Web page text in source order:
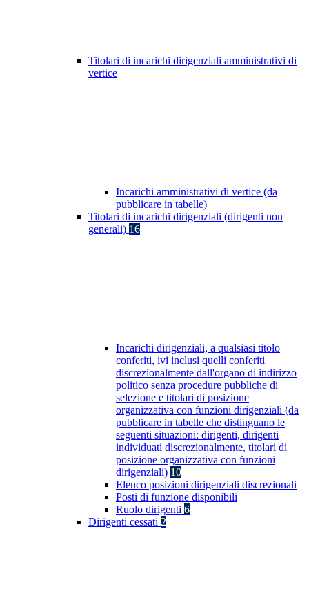
Titolari di incarichi dirigenziali amministrativi di
vertice
Incarichi amministrativi di vertice (da
pubblicare in tabelle)
Titolari di incarichi dirigenziali (dirigenti non
generali) 16
Incarichi dirigenziali, a qualsiasi titolo
conferiti, ivi inclusi quelli conferiti
discrezionalmente dall'organo di indirizzo
politico senza procedure pubbliche di
selezione e titolari di posizione
organizzativa con funzioni dirigenziali (da
pubblicare in tabelle che distinguano le
seguenti situazioni: dirigenti, dirigenti
individuati discrezionalmente, titolari di
posizione organizzativa con funzioni
dirigenziali) 10
Elenco posizioni dirigenziali discrezionali
Posti di funzione disponibili
Ruolo dirigenti 6
Dirigenti cessati 2